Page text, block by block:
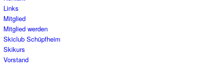
Links
Mitglied
Mitglied werden
Skiclub Schüpfheim
Skikurs
Vorstand